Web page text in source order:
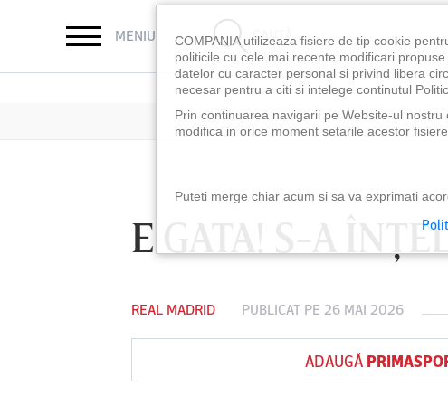
MENIU CAUTĂ
E GATA! S-A
REAL MADRID PUBLICAT PE 26 MAI 2026
ADAUGĂ
COMPANIA utilizeaza fisiere de tip cookie
politicile cu cele mai recente modificari
datelor cu caracter personal si privind libera
necesar pentru a citi si intelege continutul
Prin continuarea navigarii pe Website-ul
modifica in orice moment setarile acestor
Puteti merge chiar acum si sa va exprimati